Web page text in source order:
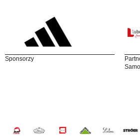
Sponsorzy